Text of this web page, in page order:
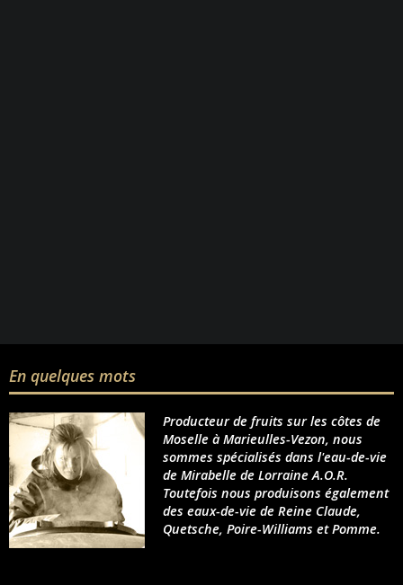
En quelques mots
Producteur de fruits sur les côtes de
Moselle à Marieulles-Vezon, nous
sommes spécialisés dans l'eau-de-vie
de Mirabelle de Lorraine A.O.R.
Toutefois nous produisons également
des eaux-de-vie de Reine Claude,
Quetsche, Poire-Williams et Pomme.